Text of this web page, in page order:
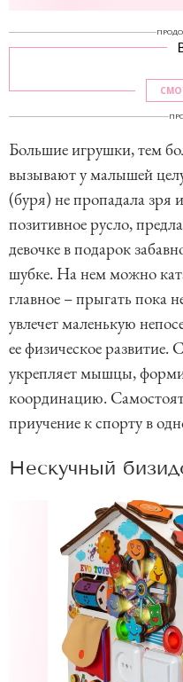
Большие игрушки, тем
вызывают у малышей
(буря) не пропадала зря
позитивное русло,
девочке в подарок
шубке. На нем можно
главное – прыгать пока
увлечет маленькую
ее физическое
укрепляет мышцы,
координацию.
приучение к спорту в
Нескучный